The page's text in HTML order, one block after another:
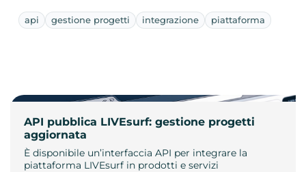
api gestione progetti integrazione piattaforma
API pubblica LIVEsurf: gestione progetti
aggiornata
È disponibile un’interfaccia API per integrare la
piattaforma LIVEsurf in prodotti e servizi